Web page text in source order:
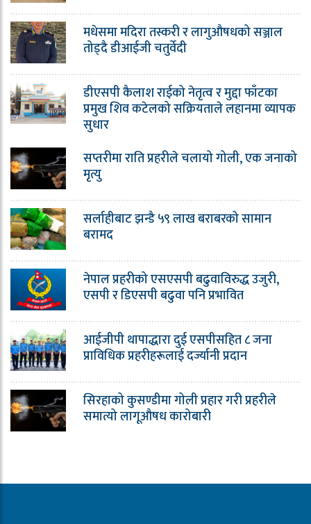
मधेसमा मदिरा तस्करी र लागुऔषधको सञ्जाल
तोड्दै डीआईजी चतुर्वेदी
डीएसपी कैलाश राईको नेतृत्व र मुद्दा फाँटका
प्रमुख शिव कटेलको सक्रियताले लहानमा व्यापक
सुधार
सप्तरीमा राति प्रहरीले चलायो गोली, एक जनाको
मृत्यु
सर्लाहीबाट झन्डै ५९ लाख बराबरको सामान
बरामद
नेपाल प्रहरीको एसएसपी बढुवाविरुद्ध उजुरी,
एसपी र डिएसपी बढुवा पनि प्रभावित
आईजीपी थापाद्धारा दुई एसपीसहित ८ जना
प्राविधिक प्रहरीहरूलाई दर्ज्यानी प्रदान
सिरहाको कुसण्डीमा गोली प्रहार गरी प्रहरीले
समात्यो लागूऔषध कारोबारी